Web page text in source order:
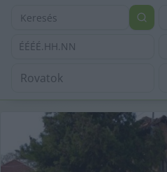
ÉÉÉÉ.HH.NN